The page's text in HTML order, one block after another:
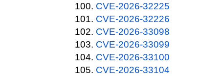
CVE-2026-32225
CVE-2026-32226
CVE-2026-33098
CVE-2026-33099
CVE-2026-33100
CVE-2026-33104